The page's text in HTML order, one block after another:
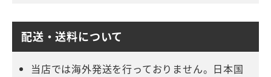
配送・送料について
当店では海外発送を行っておりません。日本国